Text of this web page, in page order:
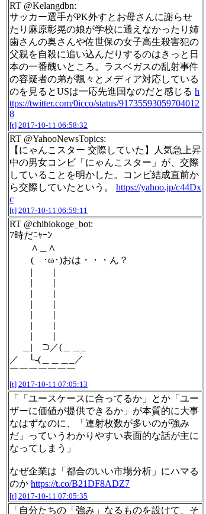
RT @Kelangdbn:
サッカー選手がPK外すとお母さんに謝らせ
たり麻原彰晃の娘が学校に通えなかったり姉
歯さんの奥さんや佐世保の女子高生殺害犯の
父親を自殺に追い込んだりするのはきっと日
本の一番醜いところ。ラスベガスの乱射事件
の容疑者の弟が飄々とメディア対応している
のを見るとUSは一応先進国なのだと感じる h
ttps://twitter.com/0icco/status/91735593059704012
8
[t] 2017-10-11 06:58:32
RT @YahooNewsTopics:
【にゃんこスター 交際していた】人気急上昇
中の男女コンビ「にゃんこスター」が、交際
していることを明かした。コンビ結成直前か
ら交際していたという。 https://yahoo.jp/c44Dx
c
[t] 2017-10-11 06:59:11
RT @chibiokoge_bot:
7時だﾆｬｰﾝ
∧＿∧
( ･ω･)おは・・・ん？
| |
| |
| |
| |
| |
| |
| |
＿| ⊃／(＿＿_
／ └-(＿＿＿_／
￣￣￣￣￣￣￣
[t] 2017-10-11 07:05:13
「「ユースケースに合ってるか」とか「ユー
ザーに価値が提供できるか」が本質的に大事
なはずなのに、「連射枚数が多いのが強み
だ」っていうわかりやすい表面的な話が主に
なってしまう」
なぜ企業は「都合のいい市場分析」にハマる
のか https://t.co/B21DF8ADZ7
[t] 2017-10-11 07:05:35
「自分たちの「強み」なるものを設けて、そ